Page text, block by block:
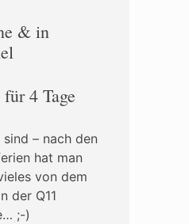
& in
4 Tage
– nach den
hat man
von dem
der Q11
;-)